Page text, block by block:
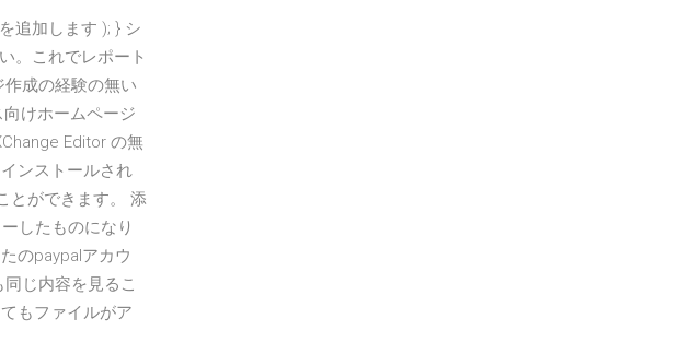
追加します ); } シ
。これでレポート
成の経験の無い
けホームページ
Editor の無
ンストールされ
とができます。 添
したものになり
のpaypalアカウ
じ内容を見るこ
もファイルがア